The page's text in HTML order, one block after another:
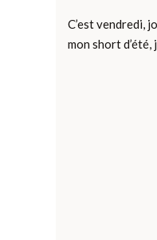
C’est vendredi,
mon short d’été,